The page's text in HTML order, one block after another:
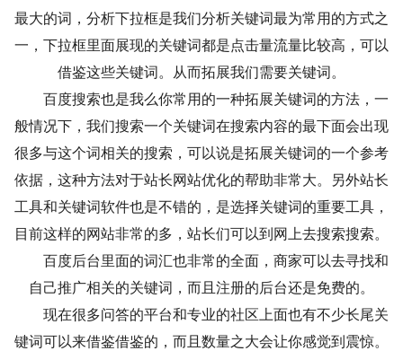
最大的词，分析下拉框是我们分析关键词最为常用的方式之
一，下拉框里面展现的关键词都是点击量流量比较高，可以
借鉴这些关键词。从而拓展我们需要关键词。
百度搜索也是我么你常用的一种拓展关键词的方法，一
般情况下，我们搜索一个关键词在搜索内容的最下面会出现
很多与这个词相关的搜索，可以说是拓展关键词的一个参考
依据，这种方法对于站长网站优化的帮助非常大。另外站长
工具和关键词软件也是不错的，是选择关键词的重要工具，
目前这样的网站非常的多，站长们可以到网上去搜索搜索。
百度后台里面的词汇也非常的全面，商家可以去寻找和
自己推广相关的关键词，而且注册的后台还是免费的。
现在很多问答的平台和专业的社区上面也有不少长尾关
键词可以来借鉴借鉴的，而且数量之大会让你感觉到震惊。